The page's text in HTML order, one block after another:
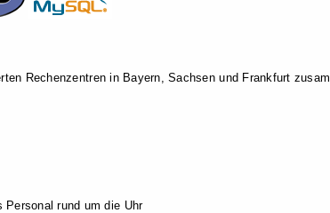
Rechenzentren in Bayern, Sachsen und Frankfurt
Personal rund um die Uhr